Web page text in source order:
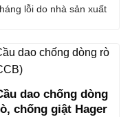
lỗi do nhà sản xuất
dao chống dòng
chống giật Hager